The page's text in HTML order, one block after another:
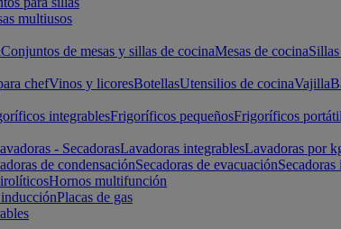
multiusos
Conjuntos de mesas y sillas de cocinaMesas de cocina
chefVinos y licoresBotellasUtensilios de cocinaVajilla
integrablesFrigoríficos pequeñosFrigoríficos
- SecadorasLavadoras integrablesLavadoras por
de condensaciónSecadoras de evacuaciónSecadoras
Hornos multifunción
Placas de gas